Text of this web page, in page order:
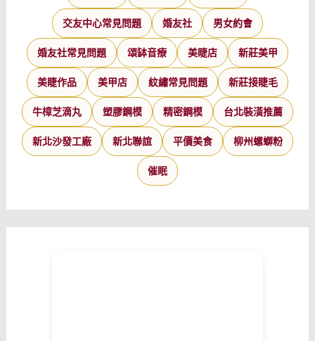
交友中心常見問題 婚友社 男女約會
婚友社常見問題 頌缽音療 美睫店 新莊美甲
美睫作品 美甲店 紋繡常見問題 新莊接睫毛
牛樟芝滴丸 塑膠鋼模 精密鋼模 台北裝潢推薦
新北沙發工廠 新北聯誼 平價美食 柳州螺螄粉
催眠